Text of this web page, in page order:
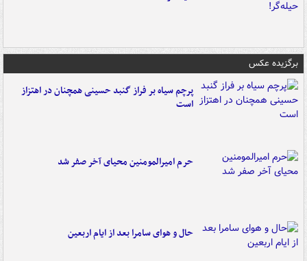
برگزیده عکس
پرچم سیاه بر فراز گنبد حسینی همچنان در اهتزاز
است
حرم امیرالمومنین محیای آخر صفر شد
حال و هوای سامرا بعد از ایام اربعین